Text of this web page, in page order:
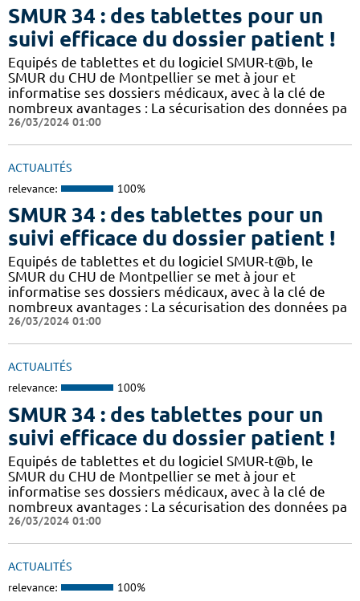
SMUR 34 : des tablettes pour un
suivi efficace du dossier patient !
​​Equipés de tablettes et du logiciel SMUR-t@b, le
SMUR du CHU de Montpellier se met à jour et
informatise ses dossiers médicaux, avec à la clé de
nombreux avantages : ​​La sécurisation des données pa
26/03/2024 01:00
ACTUALITÉS
relevance: 100%
SMUR 34 : des tablettes pour un
suivi efficace du dossier patient !
​​Equipés de tablettes et du logiciel SMUR-t@b, le
SMUR du CHU de Montpellier se met à jour et
informatise ses dossiers médicaux, avec à la clé de
nombreux avantages : ​​La sécurisation des données pa
26/03/2024 01:00
ACTUALITÉS
relevance: 100%
SMUR 34 : des tablettes pour un
suivi efficace du dossier patient !
​​Equipés de tablettes et du logiciel SMUR-t@b, le
SMUR du CHU de Montpellier se met à jour et
informatise ses dossiers médicaux, avec à la clé de
nombreux avantages : ​​La sécurisation des données pa
26/03/2024 01:00
ACTUALITÉS
relevance: 100%